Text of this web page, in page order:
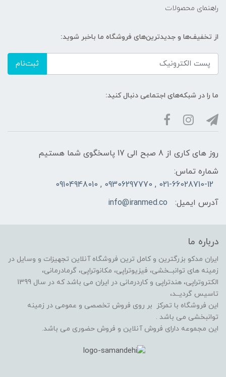
راهنمای محصولات
از تخفیف‌ها و جدیدترین‌های فروشگاه ما باخبر شوید:
ثبت‌نام
ما را در شبکه‌های اجتماعی دنبال کنید:
روز های کاری از 8 صبح الی 17 پاسخگوی شما هستیم
شماره تماس:
021-66028710-12 , 09306297770 , 09104948010
آدرس ایمیل:
info@iranmed.co
درباره ما
ایران مدکو بزرگترین و کامل ترین فروشگاه آنلاین تجهیزات و وسایل در
زمینه های توانبــخشی، فیزیوتراپی، مکانوتراپی، گرمادرمانی،
الکتروتراپی، هندتراپی و کاردرمانی در ایران می باشد که در سال 1399
تاسیس گردیــد،
این فروشگاه با تمرکز بر روی فروش تخصصی و عمومی در زمینه
توانبخشی می باشد .
این مجموعه دارای فروش آنلاین و فروش حضوری می باشد.